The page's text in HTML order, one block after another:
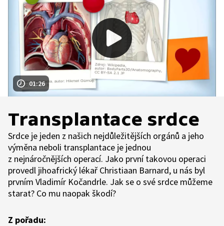
01:26
Transplantace srdce
Srdce je jeden z našich nejdůležitějších orgánů a jeho
výměna neboli transplantace je jednou
z nejnáročnějších operací. Jako první takovou operaci
provedl jihoafrický lékař Christiaan Barnard, u nás byl
prvním Vladimír Kočandrle. Jak se o své srdce můžeme
starat? Co mu naopak škodí?
Z pořadu: